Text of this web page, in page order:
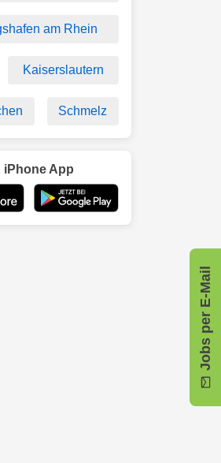
Jobs per E-Mail
am Rhein
Kaiserslautern
Schmelz
App